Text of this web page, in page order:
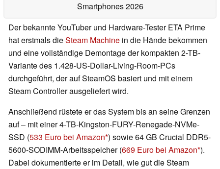
Smartphones 2026
Der bekannte YouTuber und Hardware-Tester ETA Prime
hat erstmals dieSteam Machine in die Hände bekommen
und eine vollständige Demontage der kompakten 2-TB-
Variante des 1.428-US-Dollar-Living-Room-PCs
durchgeführt, der auf SteamOS basiert und mit einem
Steam Controller ausgeliefert wird.
Anschließend rüstete er das System bis an seine Grenzen
auf – mit einer 4-TB-Kingston-FURY-Renegade-NVMe-
SSD (533 Euro bei Amazon ) sowie 64 GB Crucial DDR5-
5600-SODIMM-Arbeitsspeicher (669 Euro bei Amazon ).
Dabei dokumentierte er im Detail, wie gut die Steam